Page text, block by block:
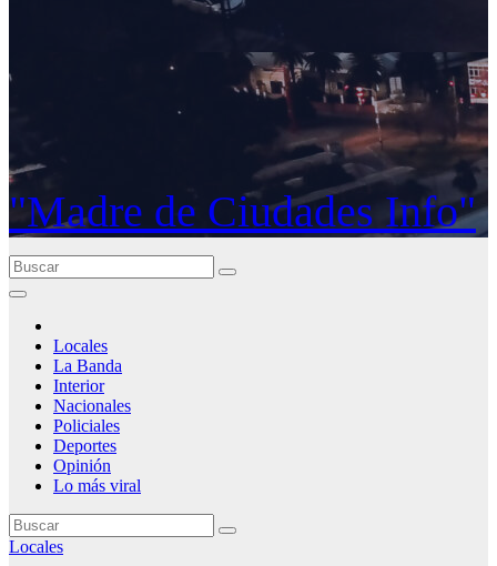
"Madre de Ciudades Info"
Locales
La Banda
Interior
Nacionales
Policiales
Deportes
Opinión
Lo más viral
Locales